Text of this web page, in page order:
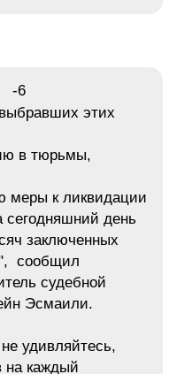
-6
этих
в тюрьмы,
меры к ликвидации
сегодняшний день
заключенных
", сообщил
судебной
Эсмаили.
удивляйтесь,
на каждый